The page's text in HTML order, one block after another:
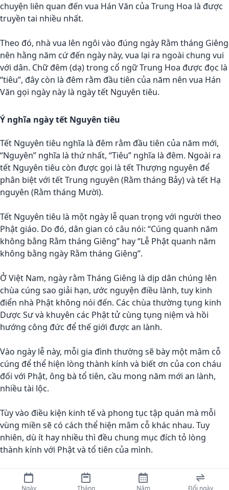
chuyện liên quan đến vua Hán Văn của Trung Hoa là được
truyền tai nhiều nhất.
Theo đó, nhà vua lên ngôi vào đúng ngày Rằm tháng Giêng
nên hằng năm cứ đến ngày này, vua lại ra ngoài chung vui
với dân. Chữ đêm (dạ) trong cổ ngữ Trung Hoa được đọc là
“tiêu”, đây còn là đêm rằm đầu tiên của năm nên vua Hán
Văn gọi ngày này là ngày tết Nguyên tiêu.
Ý nghĩa ngày tết Nguyên tiêu
Tết Nguyên tiêu nghĩa là đêm rằm đầu tiên của năm mới,
“Nguyên” nghĩa là thứ nhất, “Tiêu” nghĩa là đêm. Ngoài ra
tết Nguyên tiêu còn được gọi là tết Thượng nguyên để
phân biệt với tết Trung nguyên (Rằm tháng Bảy) và tết Hạ
nguyên (Rằm tháng Mười).
Tết Nguyên tiêu là một ngày lễ quan trọng với người theo
Phật giáo. Do đó, dân gian có câu nói: “Cúng quanh năm
không bằng Rằm tháng Giêng” hay “Lễ Phật quanh năm
không bằng ngày Rằm tháng Giêng”.
Ở Việt Nam, ngày rằm Tháng Giêng là dịp dân chúng lên
chùa cúng sao giải hạn, ước nguyện điều lành, tuy kinh
điển nhà Phật không nói đến. Các chùa thường tụng kinh
Dược Sư và khuyên các Phật tử cùng tụng niệm và hồi
hướng công đức để thế giới được an lành.
Vào ngày lễ này, mỗi gia đình thường sẽ bày một mâm cỗ
cúng để thể hiện lòng thành kính và biết ơn của con cháu
đối với Phật, ông bà tổ tiên, cầu mong năm mới an lành,
nhiều tài lộc.
Tùy vào điều kiện kinh tế và phong tục tập quán mà mỗi
vùng miền sẽ có cách thể hiện mâm cỗ khác nhau. Tuy
nhiên, dù ít hay nhiều thì đều chung mục đích tỏ lòng
thành kính với Phật và tổ tiên của mình.
Ngày Tháng Năm Đổi ngày